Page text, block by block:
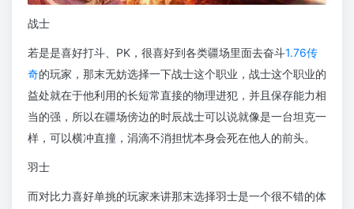
战士
若是是喜好打斗、PK，很喜好到各类疆场里面去奋斗1.76传
奇的玩家，那末无妨选择一下战士这个职业，战士这个职业的
益处就在于他利用的长短常直接的物理进犯，并且保存能力相
当的强，所以在疆场傍边的时辰战士可以说就像是一台坦克一
样，可以横冲直撞，涓滴不消担忧本身会死在他人的前头。
羽士
而对比力喜好单挑的玩家来讲那末选择羽士是一个很不错的体